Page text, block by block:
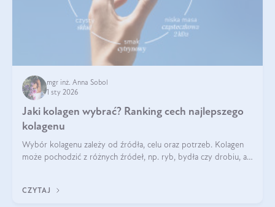
mgr inż. Anna Sobol
1 sty 2026
Jaki kolagen wybrać? Ranking cech najlepszego
kolagenu
Wybór kolagenu zależy od źródła, celu oraz potrzeb. Kolagen
może pochodzić z różnych źródeł, np. ryb, bydła czy drobiu, a
bydlęcy.
CZYTAJ